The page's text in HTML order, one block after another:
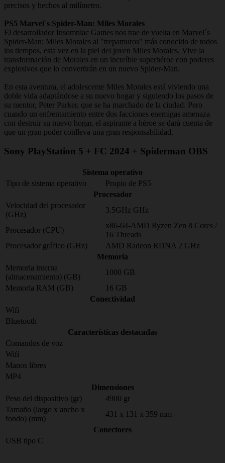
precisos y hechos al milímetro.
PS5 Marvel´s Spider-Man: Miles Morales
El desarrollador Insomniac Games nos trae de vuelta en Marvel´s
Spider-Man: Miles Morales al "trepamuros" más conocido de todos
los tiempos, esta vez en la piel del joven Miles Morales. Vive la
transformación de Morales en un increíble superhéroe con poderes
explosivos que lo convertirán en un nuevo Spider-Man.
En esta aventura, el adolescente Miles Morales está viviendo una
doble vida adaptándose a su nuevo hogar y siguiendo los pasos de
su mentor, Peter Parker, que se ha marchado de la ciudad. Pero
cuando un enfrentamiento entre dos facciones enemigas amenaza
con destruir su nuevo hogar, el aspirante a héroe se dará cuenta de
que un gran poder conlleva una gran responsabilidad.
Sony PlayStation 5 + FC 2024 + Spiderman OBS
Sistema operativo
Tipo de sistema operativo
Propio de PS5
Procesador
Velocidad del procesador
(GHz)
3.5GHz GHz
Procesador (CPU)
x86-64-AMD Ryzen Zen 8 Cores /
16 Threads
Procesador gráfico (GHz)
AMD Radeon RDNA 2 GHz
Memoria
Memoria interna
(almacenamiento) (GB)
1000 GB
Memoria RAM (GB)
16 GB
Conectividad
Wifi
Bluetooth
Características destacadas
Comandos de voz
Wifi
Manos libres
MP4
Dimensiones
Peso del dispositivo (gr)
4900 gr
Tamaño (largo x ancho x
fondo) (mm)
431 x 131 x 359 mm
Conectores
USB tipo C